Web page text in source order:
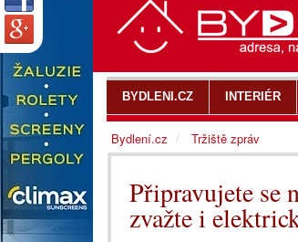
Připravujete se
zvažte i
BYDLENI.CZ INTERIÉR
Bydlení.cz Tržiště zpráv